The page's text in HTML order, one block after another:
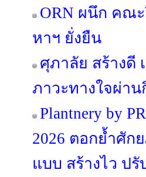
ORN ผนึก คณ
หาฯ ยั่งยืน
ศุภาลัย สร้างดี
ภาวะทางใจผ่า
Plantnery by
2026 ตอกย้ำศัก
แบบ สร้างไว ป